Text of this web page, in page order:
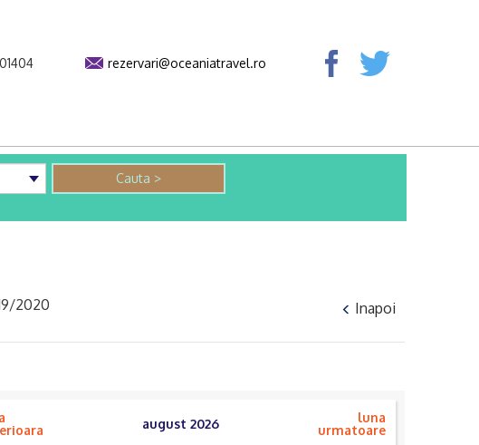
rezervari@oceaniatravel.ro
2020
Inapoi
august 2026
luna
urmatoare